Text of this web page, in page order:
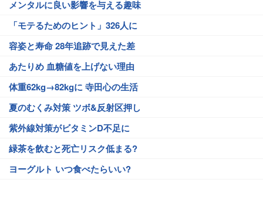
メンタルに良い影響を与える趣味
「モテるためのヒント」326人に
容姿と寿命 28年追跡で見えた差
あたりめ 血糖値を上げない理由
体重62kg→82kgに 寺田心の生活
夏のむくみ対策 ツボ&反射区押し
紫外線対策がビタミンD不足に
緑茶を飲むと死亡リスク低まる?
ヨーグルト いつ食べたらいい?